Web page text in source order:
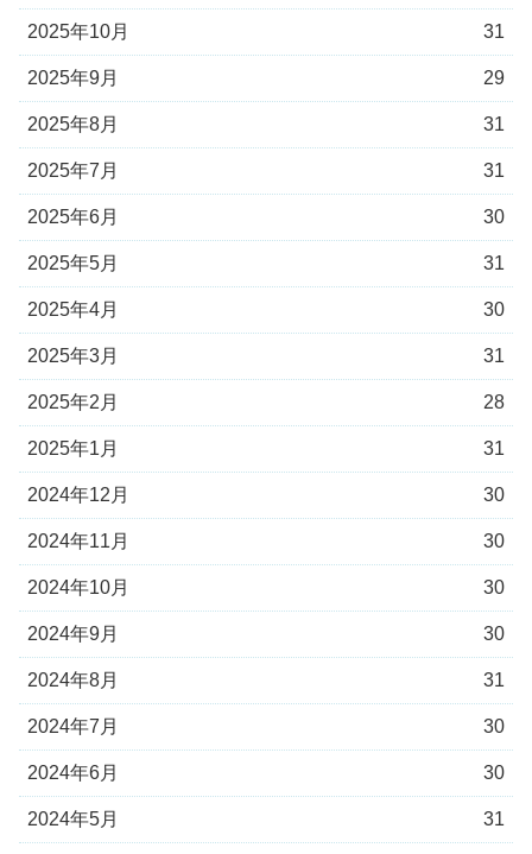
2025年10月 31
2025年9月 29
2025年8月 31
2025年7月 31
2025年6月 30
2025年5月 31
2025年4月 30
2025年3月 31
2025年2月 28
2025年1月 31
2024年12月 30
2024年11月 30
2024年10月 30
2024年9月 30
2024年8月 31
2024年7月 30
2024年6月 30
2024年5月 31